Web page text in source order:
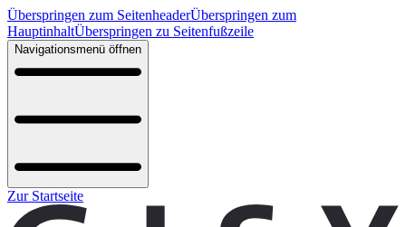
Überspringen zum SeitenheaderÜberspringen zum
HauptinhaltÜberspringen zu Seitenfußzeile
Navigationsmenü öffnen
Zur Startseite